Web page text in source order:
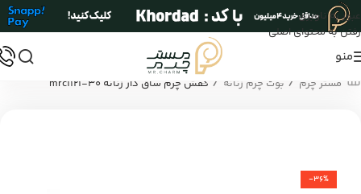
عبور به ناوبری
رفتن به محتوای اصلی
منو
مستر چرم / بوت چرم زنانه / کفش چرم ساق دار زنانه mrc1121-30
-36%